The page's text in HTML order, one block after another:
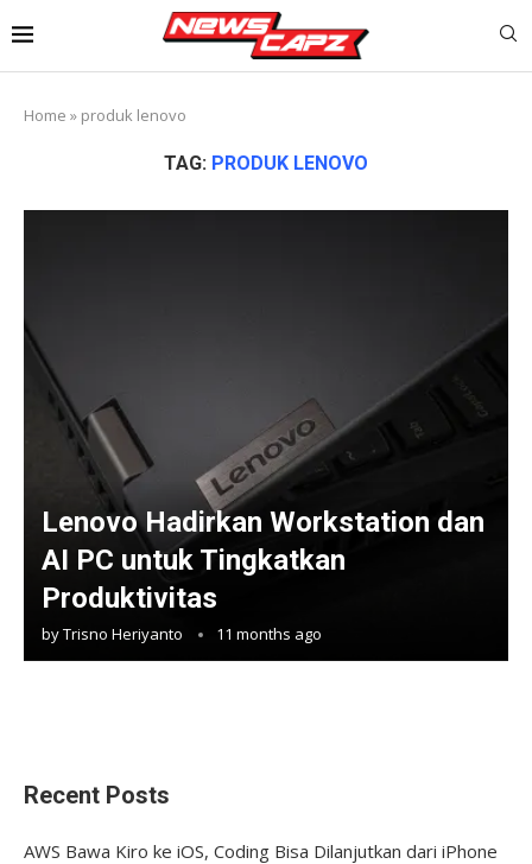
Home » produk lenovo
TAG: PRODUK LENOVO
Lenovo Hadirkan Workstation dan
AI PC untuk Tingkatkan
Produktivitas
byTrisno Heriyanto 11 months ago
Recent Posts
AWS Bawa Kiro ke iOS, Coding Bisa Dilanjutkan dari iPhone